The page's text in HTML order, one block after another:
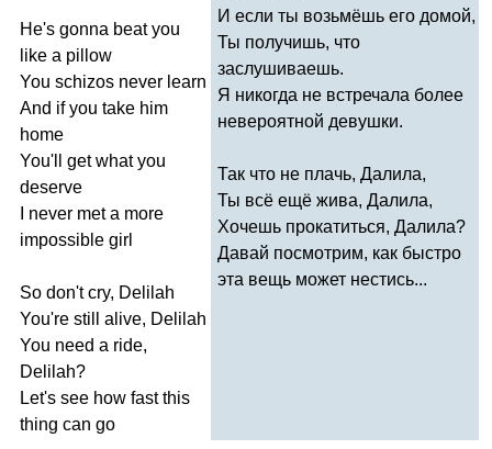
He's gonna beat you
like a pillow
You schizos never learn
And if you take him
home
You'll
get what you
deserve
never met a more
impossible girl
So don't cry, Delilah
You're still alive, Delilah
You need a ride,
Delilah?
Let's see how fast this
thing can go
И если ты возьмёшь его домой,
Ты получишь, что
заслушиваешь.
Я никогда не встречала более
невероятной девушки.
Так что не плачь, Далила,
Ты всё ещё жива, Далила,
Хочешь прокатиться, Далила?
Давай посмотрим, как быстро
эта вещь может нестись...